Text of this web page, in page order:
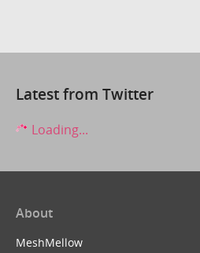
Latest from Twitter
Loading...
About
MeshMellow